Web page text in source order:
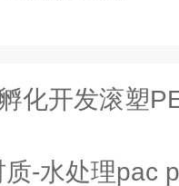
化开发滚塑
质-水处理pac